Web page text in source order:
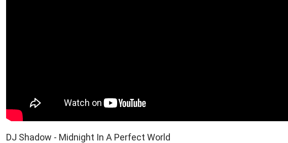
DJ Shadow - Midnight In A Perfect World